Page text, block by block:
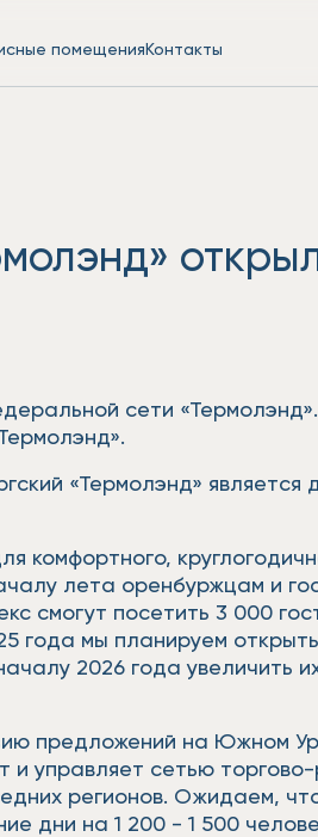
помещенияКонтакты
сети
«Термолэнд» является
комфортного,
лета оренбуржцам и
смогут посетить 3 000
года мы планируем
2026 года увеличить
предложений на Южном
управляет сетью
регионов. Ожидаем,
дни на 1 200 - 1 500